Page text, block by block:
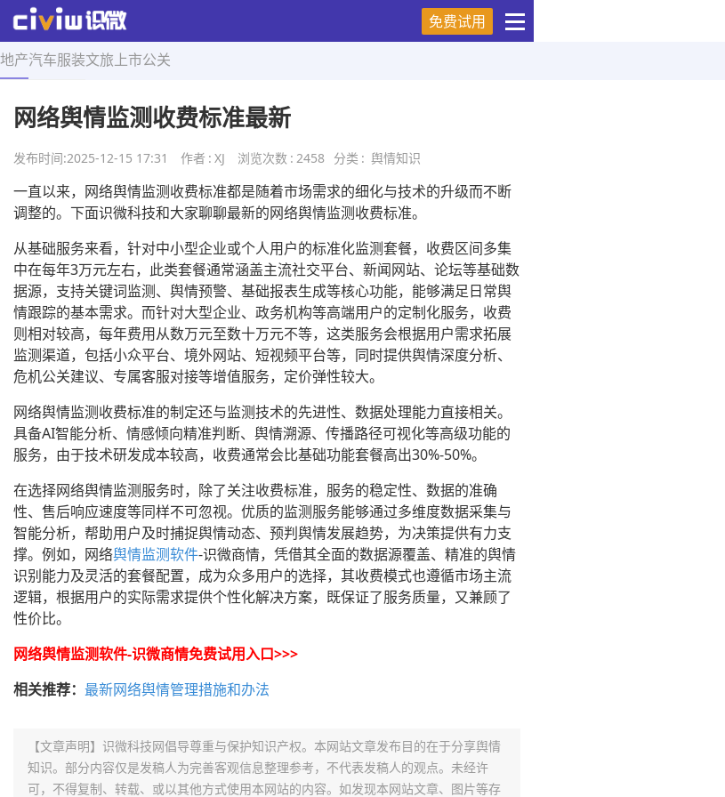
免费试用
地产汽车服装文旅 上市公关
首页 > 舆情知识 > 正文
网络舆情监测收费标准最新
发布时间:2025-12-15 17:31 作者 : XJ 浏览次数 : 2458 分类 : 舆情知识
一直以来，网络舆情监测收费标准都是随着市场需求的细化与技术的升级而不断
调整的。下面识微科技和大家聊聊最新的网络舆情监测收费标准。
从基础服务来看，针对中小型企业或个人用户的标准化监测套餐，收费区间多集
中在每年3万元左右，此类套餐通常涵盖主流社交平台、新闻网站、论坛等基础数
据源，支持关键词监测、舆情预警、基础报表生成等核心功能，能够满足日常舆
情跟踪的基本需求。而针对大型企业、政务机构等高端用户的定制化服务，收费
则相对较高，每年费用从数万元至数十万元不等，这类服务会根据用户需求拓展
监测渠道，包括小众平台、境外网站、短视频平台等，同时提供舆情深度分析、
危机公关建议、专属客服对接等增值服务，定价弹性较大。
网络舆情监测收费标准的制定还与监测技术的先进性、数据处理能力直接相关。
具备AI智能分析、情感倾向精准判断、舆情溯源、传播路径可视化等高级功能的
服务，由于技术研发成本较高，收费通常会比基础功能套餐高出30%-50%。
在选择网络舆情监测服务时，除了关注收费标准，服务的稳定性、数据的准确
性、售后响应速度等同样不可忽视。优质的监测服务能够通过多维度数据采集与
智能分析，帮助用户及时捕捉舆情动态、预判舆情发展趋势，为决策提供有力支
撑。例如，网络舆情监测软件-识微商情，凭借其全面的数据源覆盖、精准的舆情
识别能力及灵活的套餐配置，成为众多用户的选择，其收费模式也遵循市场主流
逻辑，根据用户的实际需求提供个性化解决方案，既保证了服务质量，又兼顾了
性价比。
网络舆情监测软件-识微商情免费试用入口>>>
相关推荐： 最新网络舆情管理措施和办法
【文章声明】识微科技网倡导尊重与保护知识产权。本网站文章发布目的在于分享舆情
知识。部分内容仅是发稿人为完善客观信息整理参考，不代表发稿人的观点。未经许
可，不得复制、转载、或以其他方式使用本网站的内容。如发现本网站文章、图片等存